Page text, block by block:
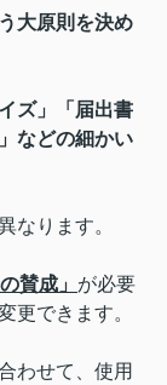
大原則を決め
ズ」「届出書
などの細かい
なります。
賛成」 が必要
更できます。
わせて、使用